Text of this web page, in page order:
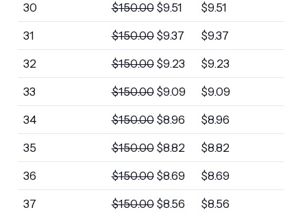
30 $150.00 $9.51 $9.51
31 $150.00 $9.37 $9.37
32 $150.00 $9.23 $9.23
33 $150.00 $9.09 $9.09
34 $150.00 $8.96 $8.96
35 $150.00 $8.82 $8.82
36 $150.00 $8.69 $8.69
37 $150.00 $8.56 $8.56